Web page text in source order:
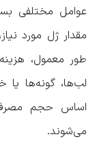
عوامل مختلفی
مقدار ژل مورد
طور معمول،
لب‌ها، گونه‌ها
اساس حجم
می‌شوند.